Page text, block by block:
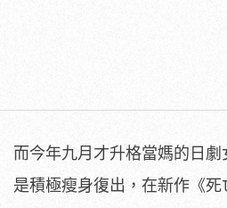
而今年九月才升格當媽的日劇
是積極瘦身復出，在新作《死